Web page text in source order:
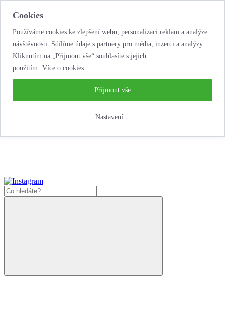
Cookies
Používáme cookies ke zlepšení webu, personalizaci reklam a analýze
návštěvnosti. Sdílíme údaje s partnery pro média, inzerci a analýzy.
Kliknutím na „Přijmout vše“ souhlasíte s jejich
použitím. Více o cookies.
Nastavení
Přijmout vše
...neobyčejná jízda životem!